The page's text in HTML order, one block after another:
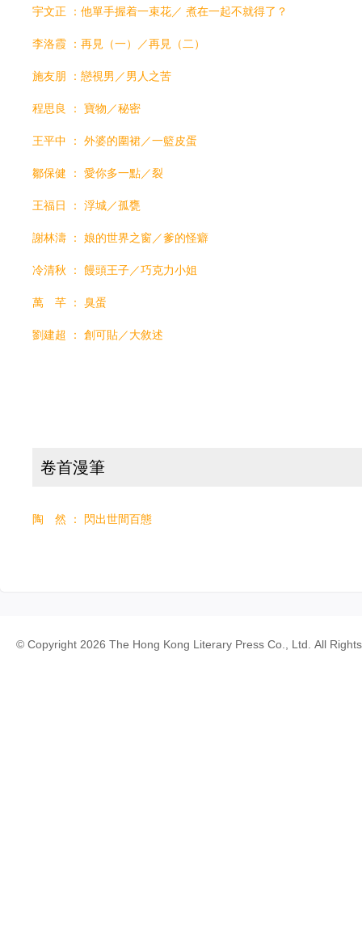
宇文正 ：他單手握着一束花／ 煮在一起不就得了？
​李洛霞 ：再見（一）／再見（二）
​施友朋 ：戀視男／男人之苦
​程思良 ： 寶物／秘密
王平中 ： 外婆的圍裙／一籃皮蛋
鄒保健 ： 愛你多一點／裂
​王福日 ： 浮城／孤甕
謝林濤 ： 娘的世界之窗／爹的怪癖
​冷清秋 ： 饅頭王子／巧克力小姐
萬 芊 ： 臭蛋
​劉建超 ： 創可貼／大敘述
卷首漫筆
陶 然 ： 閃出世間百態
© Copyright 2026 The Hong Kong Literary Press Co., Ltd. All